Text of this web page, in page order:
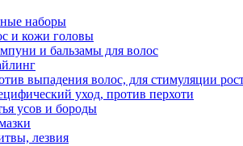
наборы
и кожи головы
и бальзамы для волос
выпадения волос, для стимуляции
уход, против перхоти
усов и бороды
лезвия